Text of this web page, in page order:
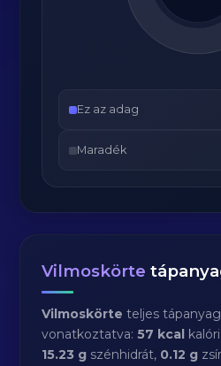
Ez az adag
Maradék
Vilmoskörte
Vilmoskörte teljes
vonatkoztatva:57 kcal
15.23 g szénhidrát, 0.12 g